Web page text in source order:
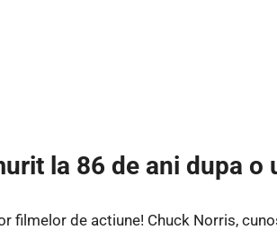
la 86 de ani dupa o
filmelor de actiune! Chuck Norris,